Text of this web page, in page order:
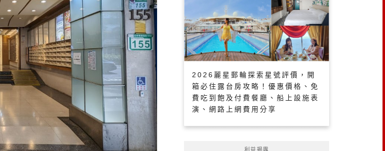
2026麗星郵輪探索星號評價，開
箱必住露台房攻略！優惠價格、免
費吃到飽及付費餐廳、船上設施表
演、網路上網費用分享
利益揭露